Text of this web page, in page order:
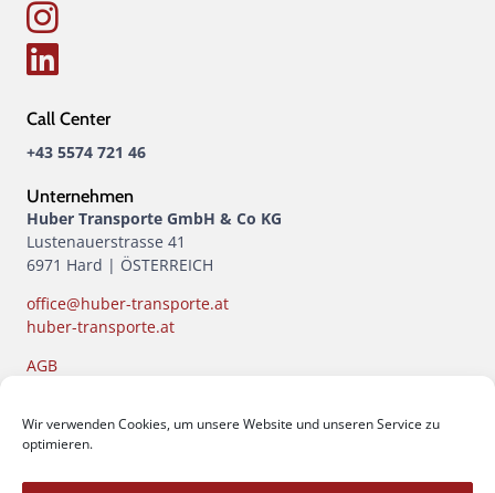
Wir verwenden Cookies, um unsere Website und unseren Service zu
optimieren.
Call Center
+43 5574 721 46
Unternehmen
Huber Transporte GmbH & Co KG
Lustenauerstrasse 41
6971 Hard | ÖSTERREICH
office@huber-transporte.at
huber-transporte.at
AGB
Öffnungszeiten